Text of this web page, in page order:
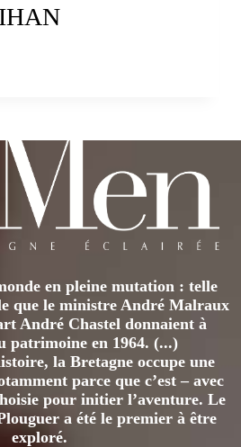
en pleine mutation : telle
que le ministre André Malraux
André Chastel donnaient à
patrimoine en 1964. (...)
la Bretagne occupe une
parce que c’est – avec
pour initier l’aventure. Le
a été le premier à être
exploré.